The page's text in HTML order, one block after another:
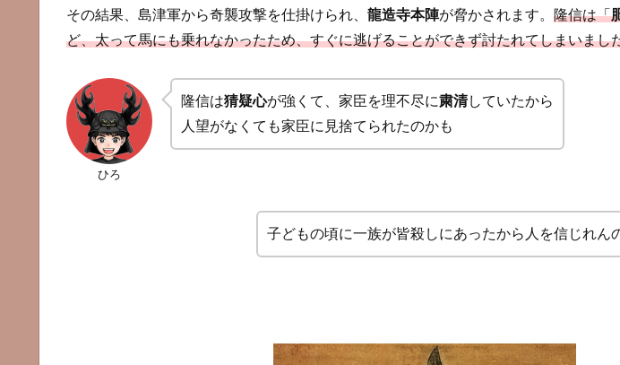
その結果、島津軍から奇襲攻撃を仕掛けられ、 龍造寺本陣が脅かされます。 隆信は「
ど、太って馬にも乗れなかったため、すぐに逃げることができず討たれてしまいまし
ひろ
隆信は猜疑心が強くて、家臣を理不尽に粛清していたから
人望がなくても家臣に見捨てられたのかも
子どもの頃に一族が皆殺しにあったから人を信じれん